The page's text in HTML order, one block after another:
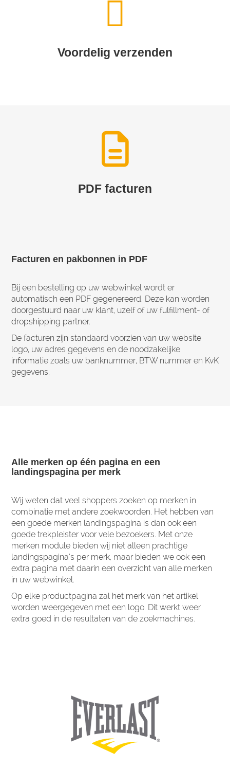
Voordelig verzenden
PDF facturen
Facturen en pakbonnen in PDF
Bij een bestelling op uw webwinkel wordt er
automatisch een PDF gegenereerd. Deze kan worden
doorgestuurd naar uw klant, uzelf of uw fulfillment- of
dropshipping partner.
De facturen zijn standaard voorzien van uw website
logo, uw adres gegevens en de noodzakelijke
informatie zoals uw banknummer, BTW nummer en KvK
gegevens.
Alle merken op één pagina en een
landingspagina per merk
Wij weten dat veel shoppers zoeken op merken in
combinatie met andere zoekwoorden. Het hebben van
een goede merken landingspagina is dan ook een
goede trekpleister voor vele bezoekers. Met onze
merken module bieden wij niet alleen prachtige
landingspagina’s per merk, maar bieden we ook een
extra pagina met daarin een overzicht van alle merken
in uw webwinkel.
Op elke productpagina zal het merk van het artikel
worden weergegeven met een logo. Dit werkt weer
extra goed in de resultaten van de zoekmachines.